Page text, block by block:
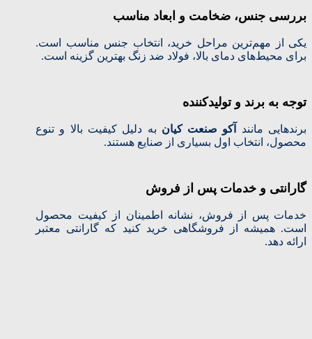
بررسی جنس، ضخامت و ابعاد مناسب
یکی از مهم‌ترین مراحل خرید، انتخاب جنس مناسب است.
برای محیط‌های دمای بالا، فولاد ضد زنگ بهترین گزینه است.
توجه به برند و تولیدکننده
برندهایی مانند آکو صنعت کیان به دلیل کیفیت بالا و تنوع
محصول، انتخاب اول بسیاری از صنایع هستند.
گارانتی و خدمات پس از فروش
خدمات پس از فروش، نشانه اطمینان از کیفیت محصول
است. همیشه از فروشگاهی خرید کنید که گارانتی معتبر
ارائه دهد.